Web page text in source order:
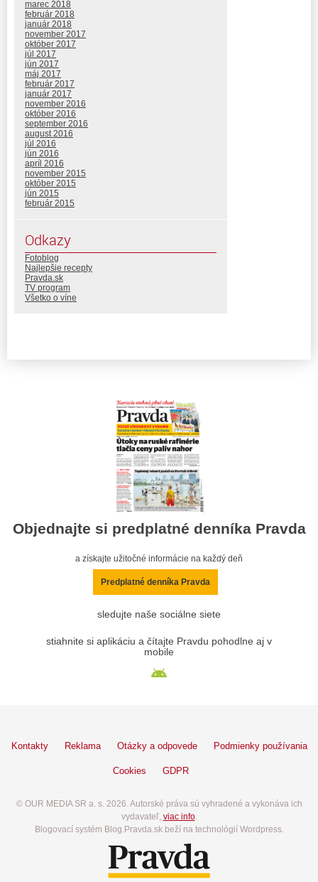
marec 2018
február 2018
január 2018
november 2017
október 2017
júl 2017
jún 2017
máj 2017
február 2017
január 2017
november 2016
október 2016
september 2016
august 2016
júl 2016
jún 2016
apríl 2016
november 2015
október 2015
jún 2015
február 2015
Odkazy
Fotoblog
Najlepšie recepty
Pravda.sk
TV program
Všetko o víne
Objednajte si predplatné denníka Pravda
a získajte užitočné informácie na každý deň
Predplatné denníka Pravda
sledujte naše sociálne siete
stiahnite si aplikáciu a čítajte Pravdu pohodlne aj v
mobile
Kontakty Reklama Otázky a odpovede Podmienky používania
Cookies GDPR
© OUR MEDIA SR a. s. 2026. Autorské práva sú vyhradené a vykonáva ich
vydavateľ, viac info.
Blogovací systém Blog.Pravda.sk beží na technológií Wordpress.